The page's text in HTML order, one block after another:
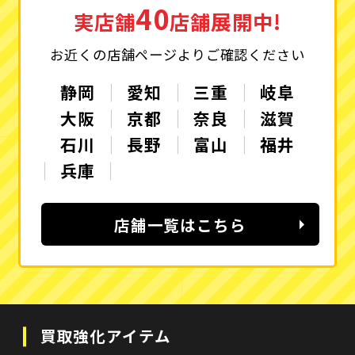
実店舗40店舗展開中!
お近くの店舗ページよりご確認ください
静岡 愛知 三重
岐阜
大阪
京都 奈良
滋賀
石川
長野 富山
福井
兵庫
店舗一覧はこちら
買取強化アイテム